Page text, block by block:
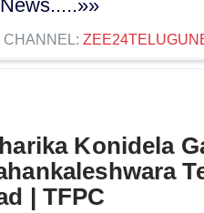
CHANNEL:
Konidela
| TFPC